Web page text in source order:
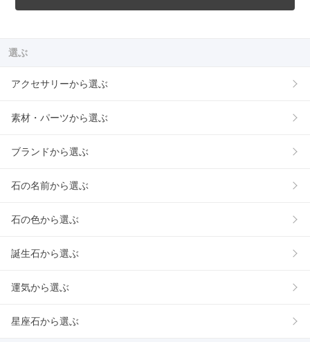
選ぶ
アクセサリーから選ぶ
素材・パーツから選ぶ
ブランドから選ぶ
石の名前から選ぶ
石の色から選ぶ
誕生石から選ぶ
運気から選ぶ
星座石から選ぶ